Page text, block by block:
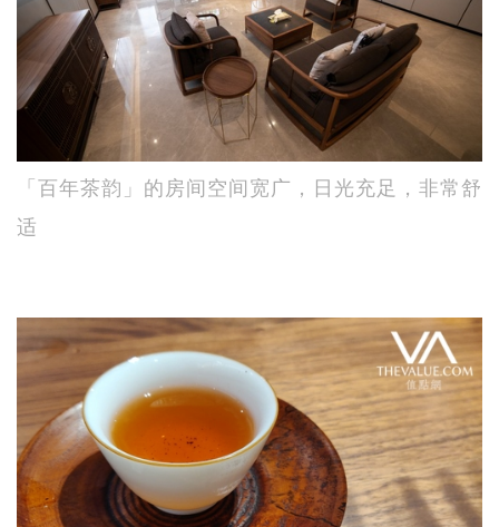
「百年茶韵」的房间空间宽广，日光充足，非常舒
适